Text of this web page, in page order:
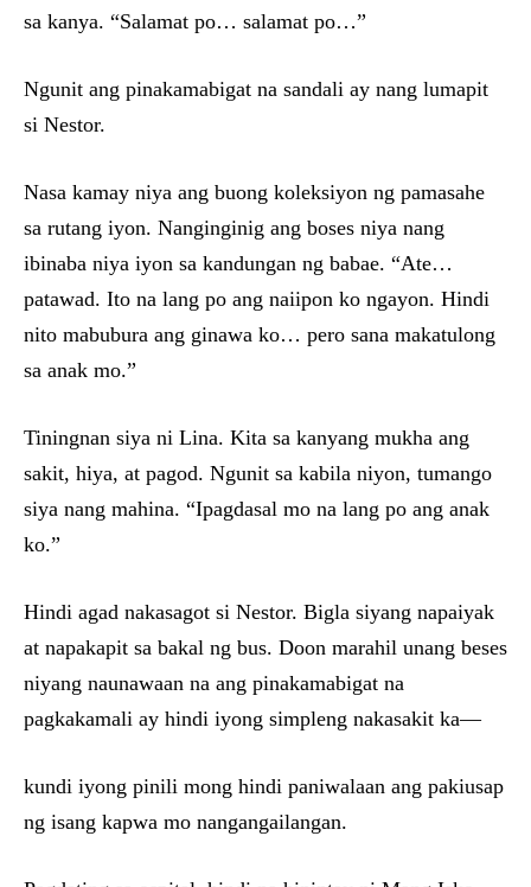
sa kanya. “Salamat po… salamat po…”
Ngunit ang pinakamabigat na sandali ay nang lumapit
si Nestor.
Nasa kamay niya ang buong koleksiyon ng pamasahe
sa rutang iyon. Nanginginig ang boses niya nang
ibinaba niya iyon sa kandungan ng babae. “Ate…
patawad. Ito na lang po ang naiipon ko ngayon. Hindi
nito mabubura ang ginawa ko… pero sana makatulong
sa anak mo.”
Tiningnan siya ni Lina. Kita sa kanyang mukha ang
sakit, hiya, at pagod. Ngunit sa kabila niyon, tumango
siya nang mahina. “Ipagdasal mo na lang po ang anak
ko.”
Hindi agad nakasagot si Nestor. Bigla siyang napaiyak
at napakapit sa bakal ng bus. Doon marahil unang beses
niyang naunawaan na ang pinakamabigat na
pagkakamali ay hindi iyong simpleng nakasakit ka—
kundi iyong pinili mong hindi paniwalaan ang pakiusap
ng isang kapwa mo nangangailangan.